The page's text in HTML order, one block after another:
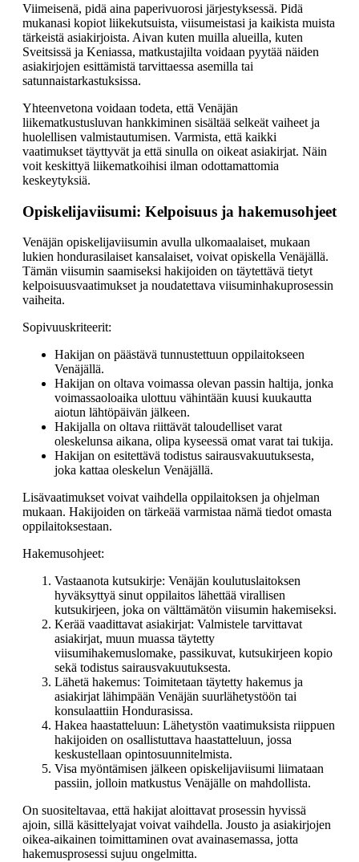
Viimeisenä, pidä aina paperivuorosi järjestyksessä. Pidä
mukanasi kopiot liikekutsuista, viisumeistasi ja kaikista muista
tärkeistä asiakirjoista. Aivan kuten muilla alueilla, kuten
Sveitsissä ja Keniassa, matkustajilta voidaan pyytää näiden
asiakirjojen esittämistä tarvittaessa asemilla tai
satunnaistarkastuksissa.
Yhteenvetona voidaan todeta, että Venäjän
liikematkustusluvan hankkiminen sisältää selkeät vaiheet ja
huolellisen valmistautumisen. Varmista, että kaikki
vaatimukset täyttyvät ja että sinulla on oikeat asiakirjat. Näin
voit keskittyä liikematkoihisi ilman odottamattomia
keskeytyksiä.
Opiskelijaviisumi: Kelpoisuus ja hakemusohjeet
Venäjän opiskelijaviisumin avulla ulkomaalaiset, mukaan
lukien hondurasilaiset kansalaiset, voivat opiskella Venäjällä.
Tämän viisumin saamiseksi hakijoiden on täytettävä tietyt
kelpoisuusvaatimukset ja noudatettava viisuminhakuprosessin
vaiheita.
Sopivuuskriteerit:
Hakijan on päästävä tunnustettuun oppilaitokseen
Venäjällä.
Hakijan on oltava voimassa olevan passin haltija, jonka
voimassaoloaika ulottuu vähintään kuusi kuukautta
aiotun lähtöpäivän jälkeen.
Hakijalla on oltava riittävät taloudelliset varat
oleskelunsa aikana, olipa kyseessä omat varat tai tukija.
Hakijan on esitettävä todistus sairausvakuutuksesta,
joka kattaa oleskelun Venäjällä.
Lisävaatimukset voivat vaihdella oppilaitoksen ja ohjelman
mukaan. Hakijoiden on tärkeää varmistaa nämä tiedot omasta
oppilaitoksestaan.
Hakemusohjeet:
Vastaanota kutsukirje: Venäjän koulutuslaitoksen
hyväksyttyä sinut oppilaitos lähettää virallisen
kutsukirjeen, joka on välttämätön viisumin hakemiseksi.
Kerää vaadittavat asiakirjat: Valmistele tarvittavat
asiakirjat, muun muassa täytetty
viisumihakemuslomake, passikuvat, kutsukirjeen kopio
sekä todistus sairausvakuutuksesta.
Lähetä hakemus: Toimitetaan täytetty hakemus ja
asiakirjat lähimpään Venäjän suurlähetystöön tai
konsulaattiin Hondurasissa.
Hakea haastatteluun: Lähetystön vaatimuksista riippuen
hakijoiden on osallistuttava haastatteluun, jossa
keskustellaan opintosuunnitelmista.
Visa myöntämisen jälkeen opiskelijaviisumi liimataan
passiin, jolloin matkustus Venäjälle on mahdollista.
On suositeltavaa, että hakijat aloittavat prosessin hyvissä
ajoin, sillä käsittelyajat voivat vaihdella. Jousto ja asiakirjojen
oikea-aikainen toimittaminen ovat avainasemassa, jotta
hakemusprosessi sujuu ongelmitta.